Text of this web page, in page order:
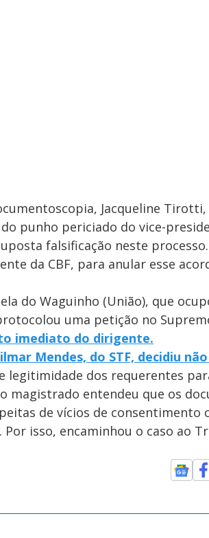
Jacqueline
punho periciado do vice-
falsificação neste
da CBF, para anular esse
do Waguinho (União), que
uma petição no
imediato do dirigente.
Mendes, do STF, decidiu
legitimidade dos requerentes
magistrado entendeu que os
de vícios de consentimento
isso, encaminhou o caso ao